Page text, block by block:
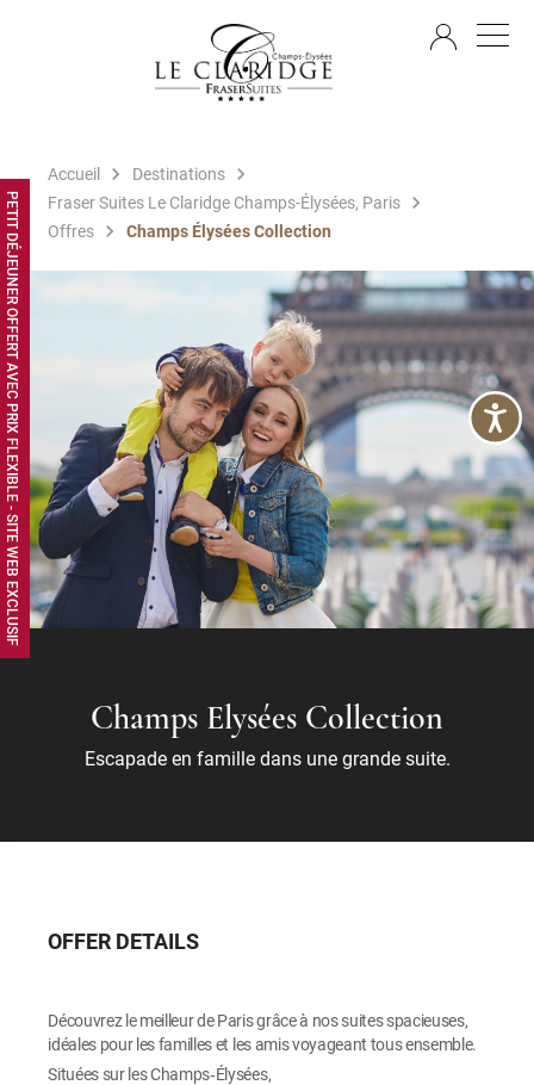
PETIT DÉJEUNER OFFERT AVEC PRIX FLEXIBLE - SITE WEB EXCLUSIF
Accueil
Destinations
Fraser Suites Le Claridge Champs-Élysées, Paris
Offres
Champs Élysées Collection
Champs Elysées Collection
Escapade en famille dans une grande suite.
OFFER DETAILS
Découvrez le meilleur de Paris grâce à nos suites spacieuses,
idéales pour les familles et les amis voyageant tous ensemble.
Situées sur les Champs‑Élysées,